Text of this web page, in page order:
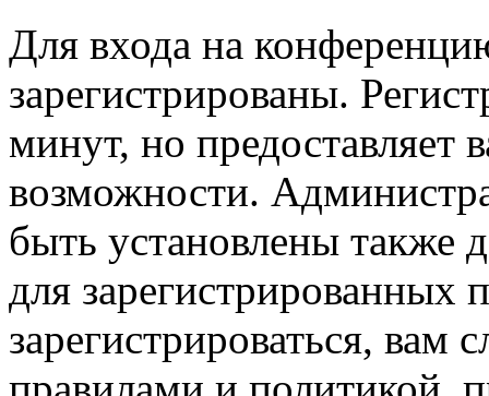
Для входа на
зарегистрированы.
минут, но предоставляет
возможности.
быть установлены также
для зарегистрированных
зарегистрироваться, вам